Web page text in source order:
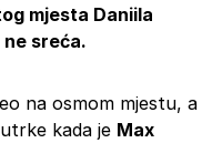
mjesta Daniila
sreća.
na osmom mjestu, a
kada je Max